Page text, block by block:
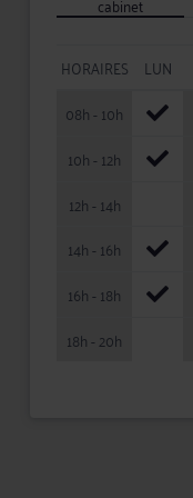
HORAIRES LUN
08h - 10h
10h - 12h
12h - 14h
14h - 16h
16h - 18h
18h - 20h